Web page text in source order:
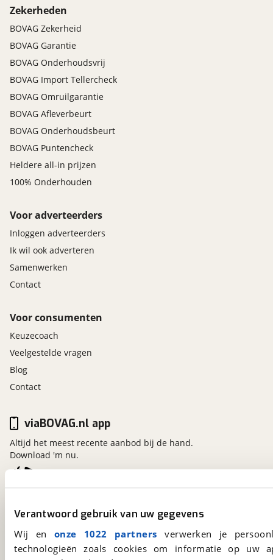
Verantwoord gebruik van uw gegevens
Wij en onze 1022 partners verwerken je
technologieën zoals cookies om informatie op
Zekerheden
BOVAG Zekerheid
BOVAG Garantie
BOVAG Onderhoudsvrij
BOVAG Import Tellercheck
BOVAG Omruilgarantie
BOVAG Afleverbeurt
BOVAG Onderhoudsbeurt
BOVAG Puntencheck
Heldere all-in prijzen
100% Onderhouden
Voor adverteerders
Inloggen adverteerders
Ik wil ook adverteren
Samenwerken
Contact
Voor consumenten
Keuzecoach
Veelgestelde vragen
Blog
Contact
Kosterijland15
Bunnik
Een initiatief van
BOVAG
viaBOVAG.nl app
Altijd het meest recente aanbod bij de hand.
Download 'm nu.